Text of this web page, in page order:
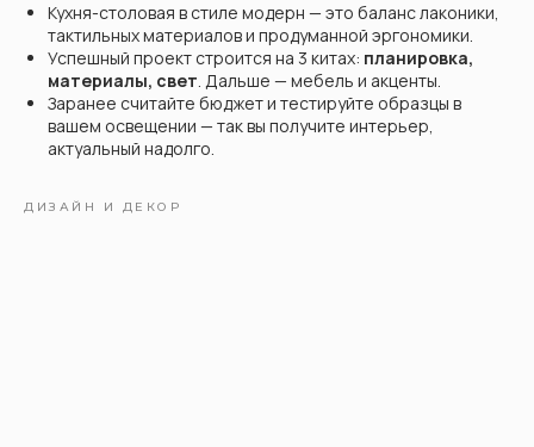
Кухня-столовая в стиле модерн — это баланс лаконики,
тактильных материалов и продуманной эргономики.
Успешный проект строится на 3 китах: планировка,
материалы, свет. Дальше — мебель и акценты.
Заранее считайте бюджет и тестируйте образцы в
вашем освещении — так вы получите интерьер,
актуальный надолго.
ДИЗАЙН И ДЕКОР